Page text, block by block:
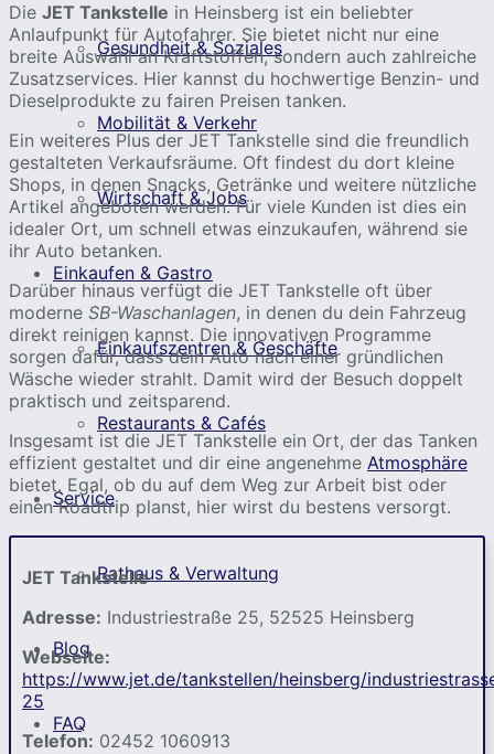
Gesundheit & Soziales
Mobilität & Verkehr
Wirtschaft & Jobs
Einkaufen & Gastro
Einkaufszentren & Geschäfte
Restaurants & Cafés
Service
Rathaus & Verwaltung
Blog
FAQ
Die JET Tankstelle in Heinsberg ist ein beliebter
Anlaufpunkt für Autofahrer. Sie bietet nicht nur eine
breite Auswahl an Kraftstoffen, sondern auch zahlreiche
Zusatzservices. Hier kannst du hochwertige Benzin- und
Dieselprodukte zu fairen Preisen tanken.
Ein weiteres Plus der JET Tankstelle sind die freundlich
gestalteten Verkaufsräume. Oft findest du dort kleine
Shops, in denen Snacks, Getränke und weitere nützliche
Artikel angeboten werden. Für viele Kunden ist dies ein
idealer Ort, um schnell etwas einzukaufen, während sie
ihr Auto betanken.
Darüber hinaus verfügt die JET Tankstelle oft über
moderne SB-Waschanlagen, in denen du dein Fahrzeug
direkt reinigen kannst. Die innovativen Programme
sorgen dafür, dass dein Auto nach einer gründlichen
Wäsche wieder strahlt. Damit wird der Besuch doppelt
praktisch und zeitsparend.
Insgesamt ist die JET Tankstelle ein Ort, der das Tanken
effizient gestaltet und dir eine angenehme Atmosphäre
bietet. Egal, ob du auf dem Weg zur Arbeit bist oder
einen Roadtrip planst, hier wirst du bestens versorgt.
JET Tankstelle
Adresse: Industriestraße 25, 52525 Heinsberg
Webseite:
https://www.jet.de/tankstellen/heinsberg/
25
Telefon: 02452 1060913